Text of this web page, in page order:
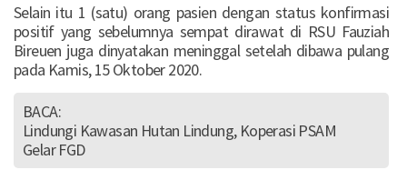
Selain itu 1 (satu) orang pasien dengan status konfirmasi
positif yang sebelumnya sempat dirawat di RSU Fauziah
Bireuen juga dinyatakan meninggal setelah dibawa pulang
pada Kamis, 15 Oktober 2020.
BACA:
Lindungi Kawasan Hutan Lindung, Koperasi PSAM
Gelar FGD